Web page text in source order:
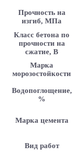
Прочность на
изгиб, МПа
Класс бетона по
прочности на
сжатие, В
Марка
морозостойкости
Водопоглощение,
%
Марка цемента
Вид работ